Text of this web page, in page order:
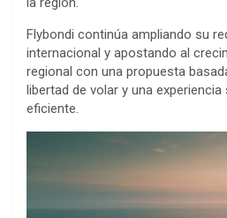
Flybondi continúa ampliando su
internacional y apostando al
regional con una propuesta
libertad de volar y una
eficiente.